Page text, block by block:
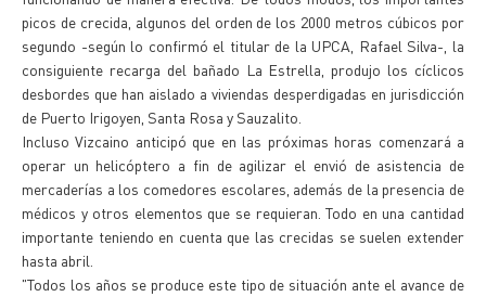
picos de crecida, algunos del orden de los 2000 metros cúbicos por
segundo -según lo confirmó el titular de la UPCA, Rafael Silva-, la
consiguiente recarga del bañado La Estrella, produjo los cíclicos
desbordes que han aislado a viviendas desperdigadas en jurisdicción
de Puerto Irigoyen, Santa Rosa y Sauzalito.
Incluso Vizcaino anticipó que en las próximas horas comenzará a
operar un helicóptero a fin de agilizar el envió de asistencia de
mercaderías a los comedores escolares, además de la presencia de
médicos y otros elementos que se requieran. Todo en una cantidad
importante teniendo en cuenta que las crecidas se suelen extender
hasta abril.
"Todos los años se produce este tipo de situación ante el avance de